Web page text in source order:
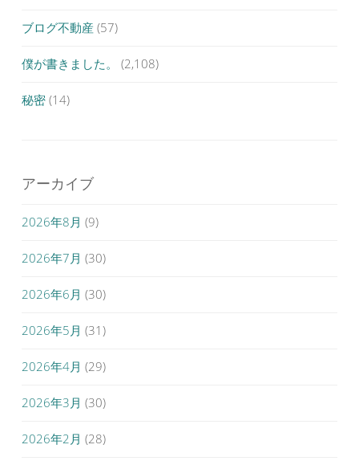
ブログ不動産 (57)
僕が書きました。 (2,108)
秘密 (14)
アーカイブ
2026年8月 (9)
2026年7月 (30)
2026年6月 (30)
2026年5月 (31)
2026年4月 (29)
2026年3月 (30)
2026年2月 (28)